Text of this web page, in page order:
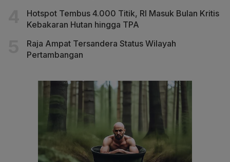
Hotspot Tembus 4.000 Titik, RI Masuk Bulan Kritis
Kebakaran Hutan hingga TPA
Raja Ampat Tersandera Status Wilayah
Pertambangan